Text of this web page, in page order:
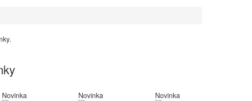
Novinka Novinka Novinka